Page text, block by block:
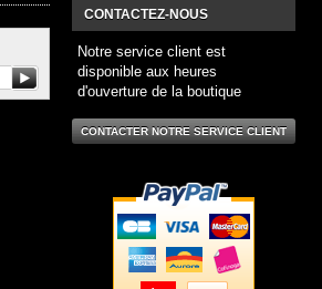
CONTACTEZ-NOUS
Notre service client est
disponible aux heures
d'ouverture de la boutique
CONTACTER NOTRE SERVICE CLIENT